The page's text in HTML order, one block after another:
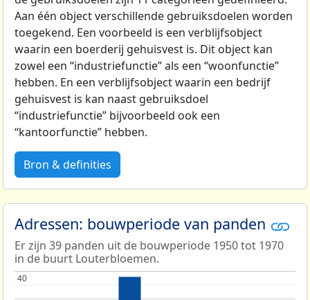
Aan één object verschillende gebruiksdoelen worden
toegekend. Een voorbeeld is een verblijfsobject
waarin een boerderij gehuisvest is. Dit object kan
zowel een “industriefunctie” als een “woonfunctie”
hebben. En een verblijfsobject waarin een bedrijf
gehuisvest is kan naast gebruiksdoel
“industriefunctie” bijvoorbeeld ook een
“kantoorfunctie” hebben.
Bron & definities
Adressen: bouwperiode van panden
Er zijn 39 panden uit de bouwperiode 1950 tot 1970
in de buurt Louterbloemen.
40
40